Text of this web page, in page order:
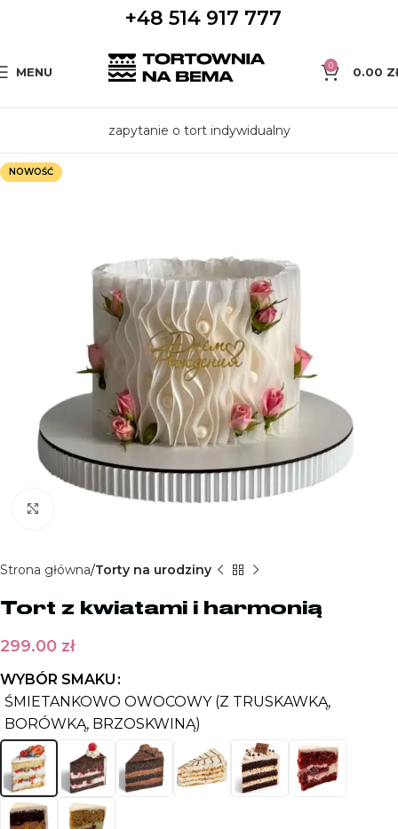
+48 514 917 777
MENU 0 0.00
zapytanie o tort indywidualny
NOWOŚĆ
Strona główna Torty na urodziny
Tort z kwiatami i harmonią
299.00 zł
WYBÓR SMAKU
ŚMIETANKOWO OWOCOWY (Z TRUSKAWKĄ,
BORÓWKĄ, BRZOSKWINĄ)